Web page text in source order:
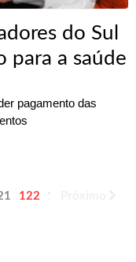
do Sul
para a saúde
pagamento das
122 123